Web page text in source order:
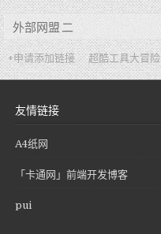
外部网盟 二
+申请添加链接 超酷工具大冒险
友情链接
A4纸网
「卡通网」前端开发博客
pui